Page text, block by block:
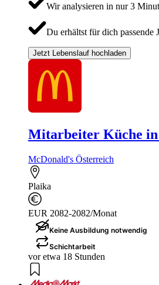
Wir analysieren in nur 3
Du erhältst für dich passende
Jetzt Lebenslauf hochladen
Mitarbeiter Küche
McDonald's Österreich
Plaika
EUR 2082-2082/Monat
Keine Ausbildung notwendig
Schichtarbeit
vor etwa 18 Stunden